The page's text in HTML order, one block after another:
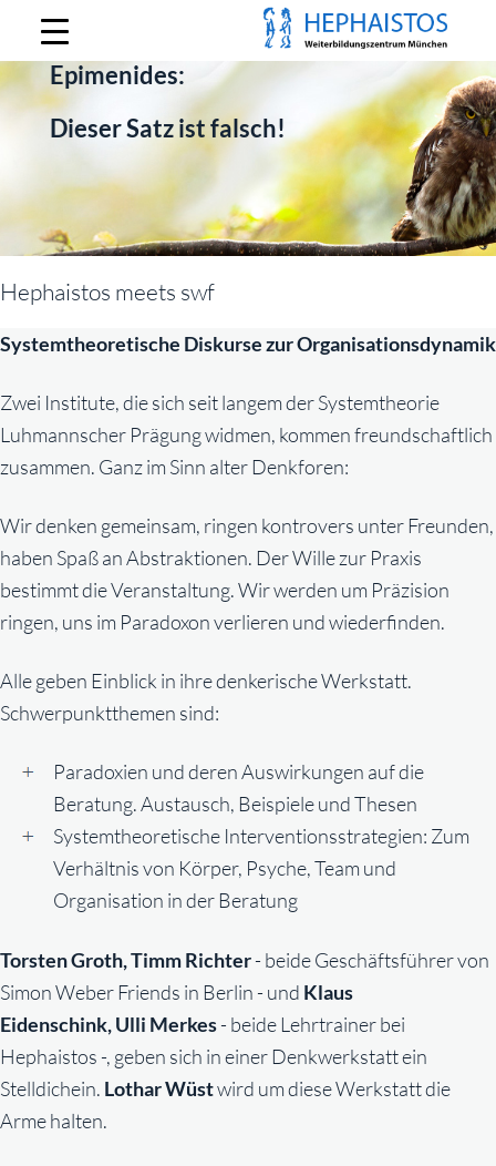
Hephaistos
Epimenides:
Dieser Satz ist falsch!
Hephaistos meets swf
Systemtheoretische Diskurse zur Organisationsdynamik
Zwei Institute, die sich seit langem der Systemtheorie
Luhmannscher Prägung widmen, kommen freundschaftlich
zusammen. Ganz im Sinn alter Denkforen:
Wir denken gemeinsam, ringen kontrovers unter Freunden,
haben Spaß an Abstraktionen. Der Wille zur Praxis
bestimmt die Veranstaltung. Wir werden um Präzision
ringen, uns im Paradoxon verlieren und wiederfinden.
Alle geben Einblick in ihre denkerische Werkstatt.
Schwerpunktthemen sind:
Paradoxien und deren Auswirkungen auf die
Beratung. Austausch, Beispiele und Thesen
Systemtheoretische Interventionsstrategien: Zum
Verhältnis von Körper, Psyche, Team und
Organisation in der Beratung
Torsten Groth, Timm Richter- beide Geschäftsführer von
Simon Weber Friends in Berlin - und Klaus
Eidenschink,Ulli Merkes- beide Lehrtrainer bei
Hephaistos -, geben sich in einer Denkwerkstatt ein
Stelldichein. Lothar Wüstwird um diese Werkstatt die
Arme halten.